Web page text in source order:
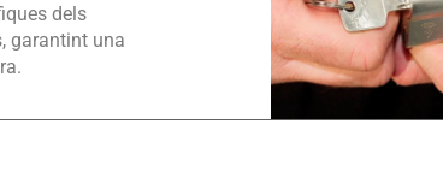
dels
garantint una